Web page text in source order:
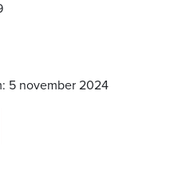
5 november 2024